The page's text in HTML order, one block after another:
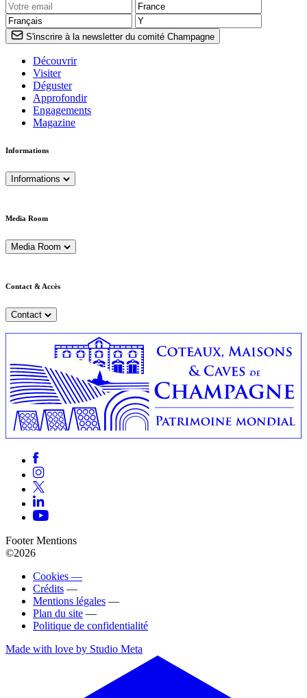
S'inscrire à la newsletter du comité Champagne
Découvrir
Visiter
Déguster
Approfondir
Engagements
Magazine
Informations
Informations
Media Room
Media Room
Contact & Accès
Contact
Footer Mentions
©2026
Cookies —
Crédits —
Mentions légales —
Plan du site —
Politique de confidentialité
Made with love by Studio Meta